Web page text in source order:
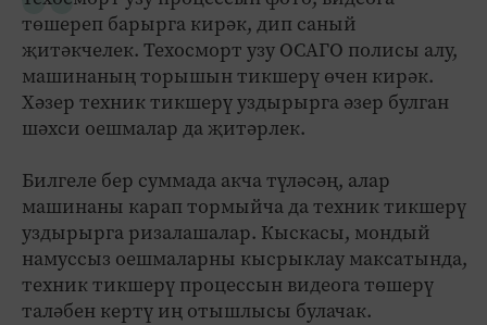
төшереп барырга кирәк, дип саный
җитәкчелек. Техосморт узу ОСАГО полисы алу,
машинаның торышын тикшерү өчен кирәк.
Хәзер техник тикшерү уздырырга әзер булган
шәхси оешмалар да җитәрлек.
Билгеле бер суммада акча түләсәң, алар
машинаны карап тормыйча да техник тикшерү
уздырырга ризалашалар. Кыскасы, мондый
намуссыз оешмаларны кысрыклау максатында,
техник тикшерү процессын видеога төшерү
таләбен кертү иң отышлысы булачак.